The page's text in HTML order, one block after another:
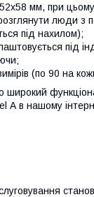
мм, при
люди з
під нахилом);
під
(по 90 на
в нашому